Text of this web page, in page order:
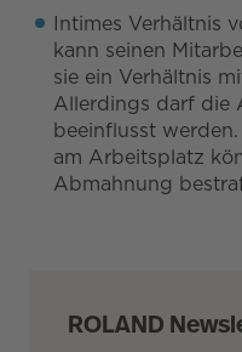
Intimes Verhältnis
kann seinen
sie ein Verhältnis
Allerdings darf die
beeinflusst
am Arbeitsplatz
Abmahnung
ROLAND